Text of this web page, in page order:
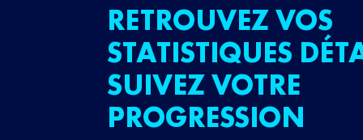
RETROUVEZ VOS
STATISTIQUES
SUIVEZ VOTRE
PROGRESSION